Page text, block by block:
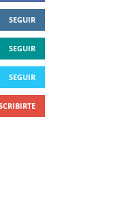
SEGUIR
SEGUIR
SEGUIR